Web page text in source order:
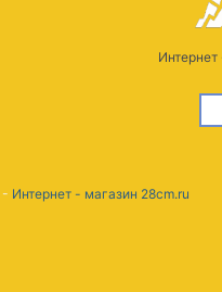
- Интернет - магазин 28cm.ru